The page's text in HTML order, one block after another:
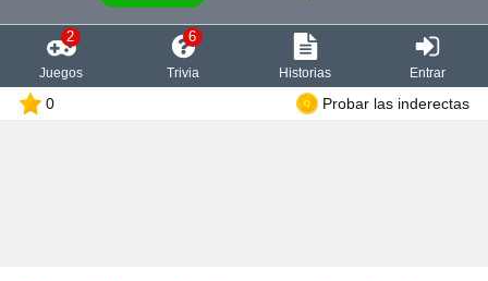
2
Juegos
6
Trivia Historias Entrar
0 Probar las inderectas